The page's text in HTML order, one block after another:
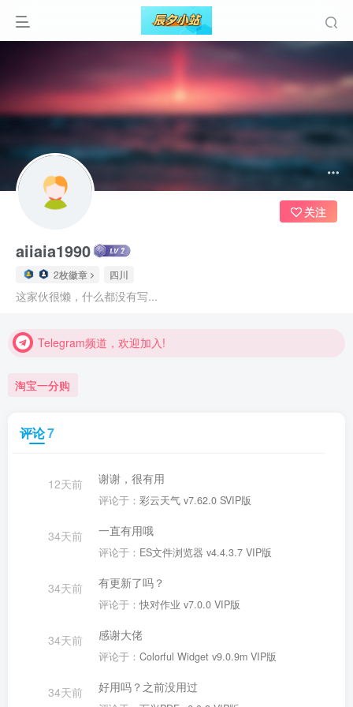
aiiaia1990
2枚徽章 四川
这家伙很懒，什么都没有写...
关注
Telegram频道，欢迎加入!
Telegram频道，欢迎加入!
淘宝一分购
评论7
12天前 谢谢，很有用
评论于： 彩云天气 v7.62.0 SVIP版
34天前 一直有用哦
评论于： ES文件浏览器 v4.4.3.7 VIP版
34天前 有更新了吗？
评论于： 快对作业 v7.0.0 VIP版
34天前 感谢大佬
评论于： Colorful Widget v9.0.9m VIP版
34天前 好用吗？之前没用过